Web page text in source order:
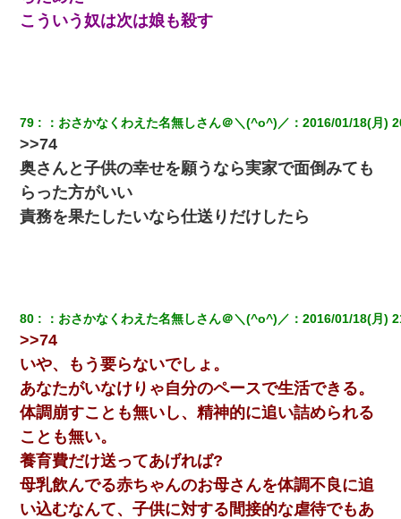
こういう奴は次は娘も殺す
79 ： おさかなくわえた名無しさん＠＼(^o^)／ ：2016/01/18(月)
>>74
奥さんと子供の幸せを願うなら実家で面倒みても
らった方がいい
責務を果たしたいなら仕送りだけしたら
80 ： おさかなくわえた名無しさん＠＼(^o^)／ ：2016/01/18(月)
>>74
いや、もう要らないでしょ。
あなたがいなけりゃ自分のペースで生活できる。
体調崩すことも無いし、精神的に追い詰められる
ことも無い。
養育費だけ送ってあげれば?
母乳飲んでる赤ちゃんのお母さんを体調不良に追
い込むなんて、子供に対する間接的な虐待でもあ